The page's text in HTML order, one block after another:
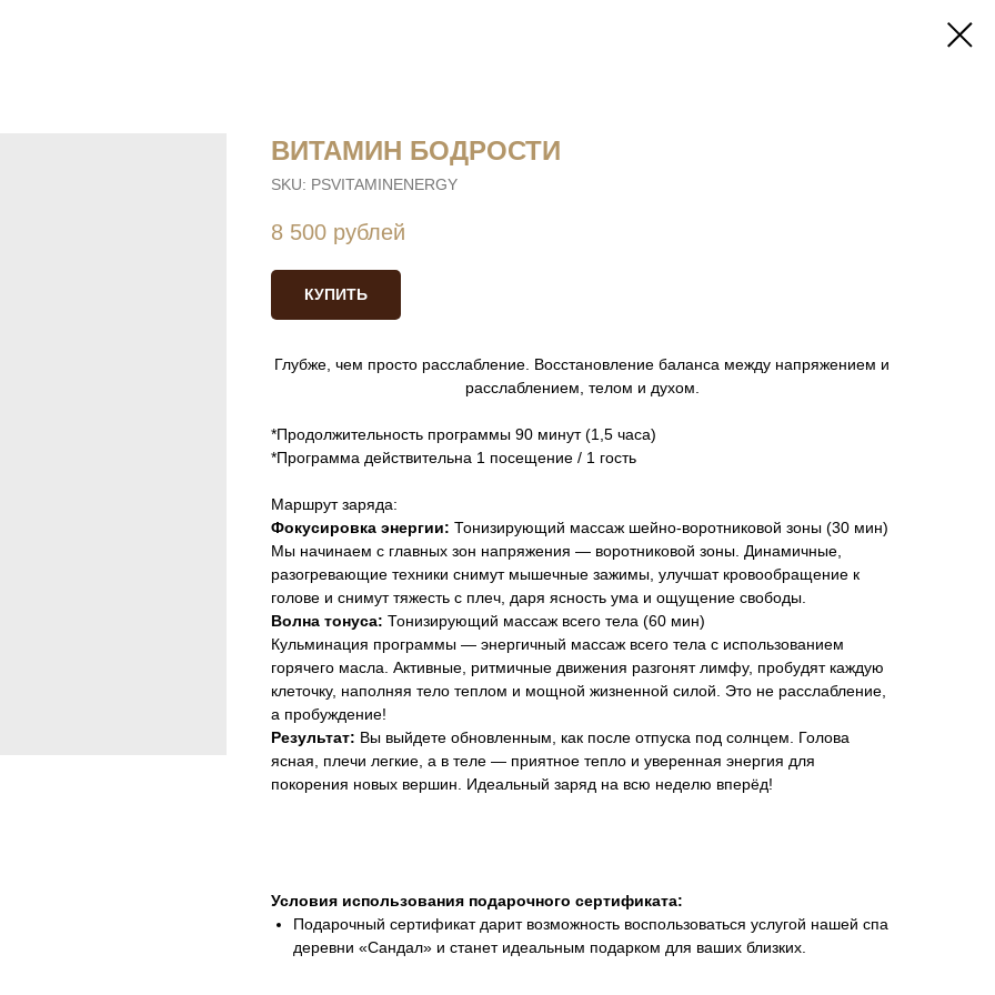
ВИТАМИН БОДРОСТИ
SKU: PSVITAMINENERGY
8 500 рублей
КУПИТЬ
Глубже, чем просто расслабление. Восстановление баланса между напряжением и
расслаблением, телом и духом.
*Продолжительность программы 90 минут (1,5 часа)
*Программа действительна 1 посещение / 1 гость
Маршрут заряда:
Фокусировка энергии: Тонизирующий массаж шейно-воротниковой зоны (30 мин)
Мы начинаем с главных зон напряжения — воротниковой зоны. Динамичные,
разогревающие техники снимут мышечные зажимы, улучшат кровообращение к
голове и снимут тяжесть с плеч, даря ясность ума и ощущение свободы.
Волна тонуса: Тонизирующий массаж всего тела (60 мин)
Кульминация программы — энергичный массаж всего тела с использованием
горячего масла. Активные, ритмичные движения разгонят лимфу, пробудят каждую
клеточку, наполняя тело теплом и мощной жизненной силой. Это не расслабление,
а пробуждение!
Результат: Вы выйдете обновленным, как после отпуска под солнцем. Голова
ясная, плечи легкие, а в теле — приятное тепло и уверенная энергия для
покорения новых вершин. Идеальный заряд на всю неделю вперёд!
Условия использования подарочного сертификата:
Подарочный сертификат дарит возможность воспользоваться услугой нашей спа
деревни «Сандал» и станет идеальным подарком для ваших близких.